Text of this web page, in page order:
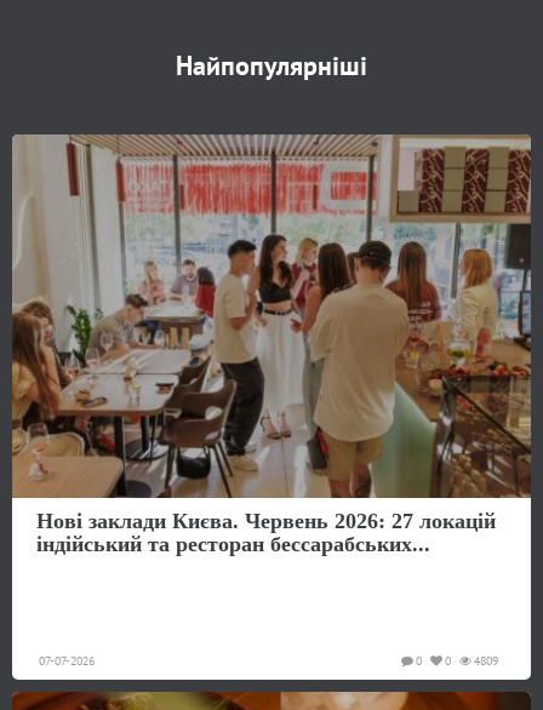
Найпопулярніші
Нові заклади Києва. Червень 2026: 27 локацій
індійський та ресторан бессарабських...
07-07-2026 4809
0
0